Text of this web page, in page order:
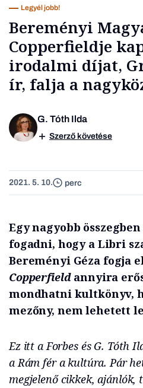
Üzlet
Legyél jobb!
Bereményi
Copperfieldje
irodalmi díjat,
ír, falja a
G. Tóth Ilda
Szerző követése
2021. 5. 10. perc
Egy nagyobb
fogadni, hogy a Libri
Bereményi Géza fogja
Copperfieldannyira
mondhatni kultkönyv,
mezőny, nem lehetett
Ez itt a Forbes és G. Tóth
a Rám fér a kultúra. Pár
megjelenő cikkek, ajánlók,